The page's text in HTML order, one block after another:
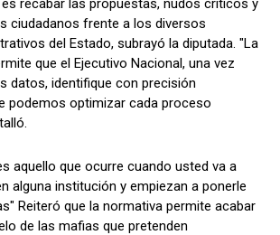
recabar las propuestas, nudos críticos y
ciudadanos frente a los diversos
del Estado, subrayó la diputada. "La
que el Ejecutivo Nacional, una vez
datos, identifique con precisión
podemos optimizar cada proceso
aquello que ocurre cuando usted va a
alguna institución y empiezan a ponerle
Reiteró que la normativa permite acabar
de las mafias que pretenden